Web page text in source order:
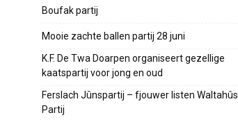
Boufak partij
Mooie zachte ballen partij 28 juni
K.F. De Twa Doarpen organiseert gezellige
kaatspartij voor jong en oud
Ferslach Jûnspartij – fjouwer listen Waltahûs
Partij